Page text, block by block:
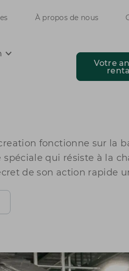
À propos de nous
Votre
fonctionne sur la
qui résiste à la
de son action rapide